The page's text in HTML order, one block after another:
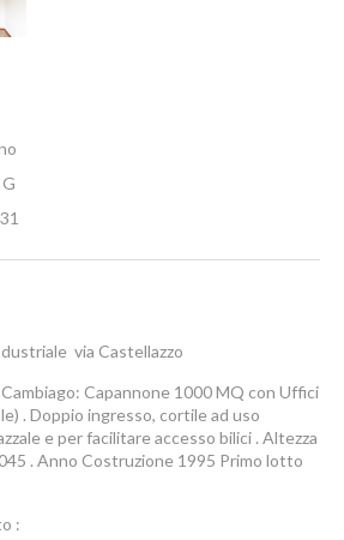
G
 via Castellazzo
Capannone 1000 MQ con Uffici
. Doppio ingresso, cortile ad uso
e per facilitare accesso bilici . Altezza
. Anno Costruzione 1995 Primo lotto
: